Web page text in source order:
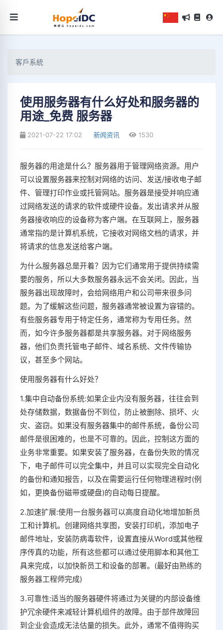
客戶系統
使用服务器有什么好处和服务器的
用途_免费 服务器
2021-07-22 17:02 新闻资讯 1530
服务器的用途是什么？服务器用于管理网络资源。用户
可以设置服务器来控制对网络的访问、发送/接收电子邮
件、管理打印作业或托管网站。服务器是接受并响应通
过网络发送的请求的软件或硬件设备。发出请求并从服
务器接收响应的设备称为客户端。在互联网上，服务器
通常指的是计算机系统，它接收对网络文档的请求，并
将请求的信息发送给客户端。
为什么服务器总是开着？因为它们通常用于提供持续需
要的服务，所以大多数服务器永远不会关闭。因此，当
服务器出现故障时，会给网络用户和公司带来很多问
题。为了缓解这些问题，服务器通常被设置为容错的。
有些服务器专用于特定任务，通常称为专用任务。然
而，如今许多服务器都是共享服务器。对于网络服务
器，他们负责托管电子邮件、域名系统、文件传输协
议，甚至多个网站。
使用服务器有什么好处？
1.集中自动备份系统:如果企业内没有服务器，往往会到
处存储数据，数据备份不到位，防止被删除、损坏、火
灾、盗窃。如果没有服务器集中的邮件系统，备份公司
邮件是很困难的，也是不可靠的。因此，控制这方面的
业务非常重要。如果安装了服务器，在备份失败的情况
下，电子邮件可以完全集中，并且可以实现完全自动化
的备份和通知报告，以及在需要运行任何物理进程时(例
如，更换备份磁带或硬盘)的自动每日提醒。
2.加速扩展:使用一台服务器可以高度自动化地增加新员
工和计算机。创建网络共享图，安装打印机，添加电子
邮件地址，安装防病毒软件，设置直接从Word或其他程
序传真的功能，所有这些都可以通过使用脚本和其他工
具来完成，以加快新员工和设备的部署。(最好由熟练的
服务器工程师完成)
3.可靠性:适当的服务器硬件将通过为关键的内部设备维
护冗余硬件来减轻计算机组件的故障。由于部件故障回
到企业会造成无法估量的损失。此外，通常不值得购买